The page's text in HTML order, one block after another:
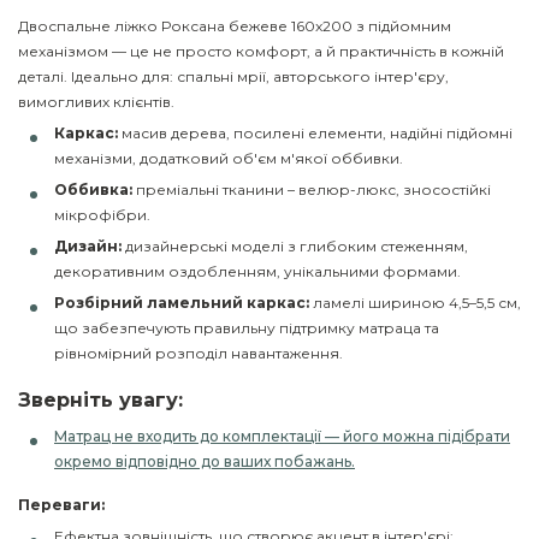
Двоспальне ліжко Роксана бежеве 160x200 з підйомним
механізмом — це не просто комфорт, а й практичність в кожній
деталі. Ідеально для: спальні мрії, авторського інтер'єру,
вимогливих клієнтів.
Каркас: масив дерева, посилені елементи, надійні підйомні
механізми, додатковий об'єм м'якої оббивки.
Оббивка: преміальні тканини – велюр-люкс, зносостійкі
мікрофібри.
Дизайн: дизайнерські моделі з глибоким стеженням,
декоративним оздобленням, унікальними формами.
Розбірний ламельний каркас: ламелі шириною 4,5–5,5 см,
що забезпечують правильну підтримку матраца та
рівномірний розподіл навантаження.
Зверніть увагу:
Матрац не входить до комплектації — його можна підібрати
окремо відповідно до ваших побажань.
Переваги: